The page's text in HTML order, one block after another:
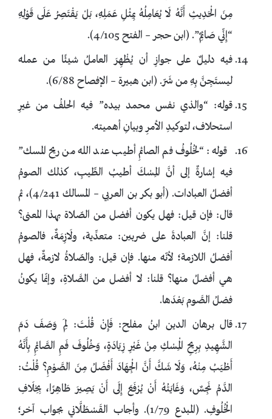
مِنَ الْحَدِيثِ أَنَّهُ لَا يُعَامِلُهُ بِمِثْلِ عَمَلِهِ، بَلْ يَقْتَصِرُ عَلَى قَوْلِهِ
“إِنِّي صَائِمٌ”. (ابن حجر – الفتح 4/105).
فيه دليلٌ على جوازِ أن يُظْهِرَ العاملُ شيئًا من عمله
ليستَجِنَّ بِهِ من شَرّ. (ابن هبيرة – الإفصاح 6/88).
قوله: “والذي نفس محمد بيده” فيه الحلفُ من غيرِ
استحلاف، لتوكيدِ الأمرِ وبيانِ أهميته.
قوله: “لخُلُوفُ فم الصائمِ أطيب عند الله من ريح المسك”
فيه إشارةٌ إلى أنَّ المِسْكَ أطيبُ الطِّيبِ، كذلك الصومُ
أفضلُ العبادات. (أبو بكر بن العربي – المسالك 4/241)، ثم
قال: فإن قيل: فهل يكون أفضل من الصّلاة بهذا المعنى؟
قلنا: إنَّ العبادةَ على ضربين: متعدِّية، ولَازِمَةٌ، فالصومُ
أفضلُ اللازمة؛ لأنّه منها. فإن قيل: والصّلاةُ لازمةٌ، فهل
هي أفضلُ منها؟ قلنا: لا أفضل من الصَّلاةِ، وإنّما يكونُ
فضلُ الصَّوم بَعْدَها.
قال برهان الدين ابنُ مفلح: فَإِنْ قُلْتَ: لِمَ وَصَفَ دَمَ
الشَّهِيدِ بِرِيحِ الْمِسْكِ مِنْ غَيْرِ زِيَادَةٍ، وَخُلُوفَ فَمِ الصَّائِمِ بِأَنَّهُ
أَطْيَبُ مِنْهُ، وَلَا شَكَّ أَنَّ الْجِهَادَ أَفْضَلُ مِنَ الصَّوْمِ؟ قُلْتُ:
الدَّمُ نَجِسٌ، وَغَايَتُهُ أَنْ يُرْفَعَ إِلَى أَنْ يَصِيرَ طَاهِرًا، بِخِلَافِ
الْخُلُوفِ. (المبدع 1/79). وأجاب القَسْطَلَّاني بجواب آخر؛